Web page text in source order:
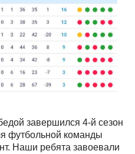
завершился 4-й сезон
футбольной команды
Наши ребята завоевали